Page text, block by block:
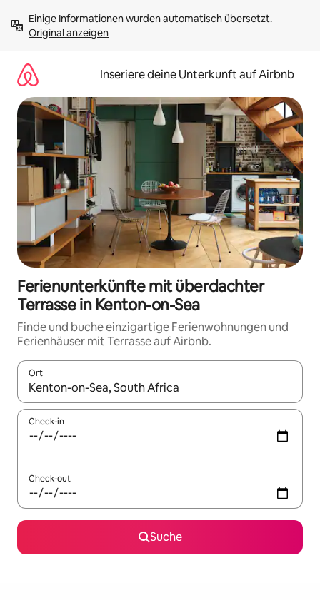
Inhalten
springenOriginal anzeigen
Inseriere deine Unterkunft auf Airbnb
Ferienunterkünfte mit überdachter
Terrasse in Kenton-on-Sea
Finde und buche einzigartige Ferienwohnungen und
Ferienhäuser mit Terrasse auf Airbnb.
Ort
Wenn Ergebnisse verfügbar sind, navigiere mit den
Check-in
Check-out
Suche